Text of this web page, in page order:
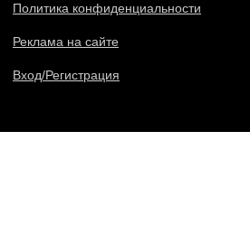
Политика конфиденциальности
Реклама на сайте
Вход/Регистрация